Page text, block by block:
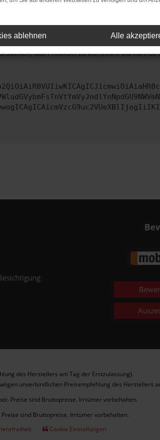
sind.
bestimmte Funktionen nicht mehr
das Problem zu beheben. Du kannst
des Herstellers am Tag der Erstzulassung).
unverbindlichen Preisempfehlung des Herstellers
Preise sind Bruttopreise. Irrtümer vorbehalten.
sind Bruttopreise. Irrtümer vorbehalten.
Cookie Einstellungen
ablehnen Alle